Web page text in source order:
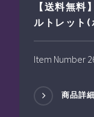
【送料無
ルトレット
Item Number
商品詳細